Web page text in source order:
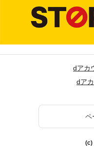
dアカ
dア
ペ
(c)